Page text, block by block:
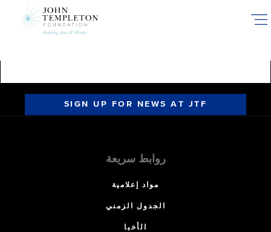
SIGN UP FOR NEWS AT JTF
روابط سريعة
مواد إعلامية
الجدول الزمني
الأخبا